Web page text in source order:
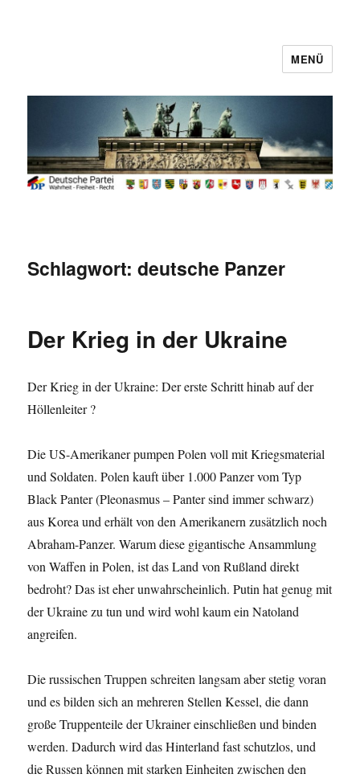
MENÜ
Schlagwort:deutsche Panzer
Der Krieg in der Ukraine
Der Krieg in der Ukraine: Der erste Schritt hinab auf der
Höllenleiter ?
Die US-Amerikaner pumpen Polen voll mit Kriegsmaterial
und Soldaten. Polen kauft über 1.000 Panzer vom Typ
Black Panter (Pleonasmus – Panter sind immer schwarz)
aus Korea und erhält von den Amerikanern zusätzlich noch
Abraham-Panzer. Warum diese gigantische Ansammlung
von Waffen in Polen, ist das Land von Rußland direkt
bedroht? Das ist eher unwahrscheinlich. Putin hat genug mit
der Ukraine zu tun und wird wohl kaum ein Natoland
angreifen.
Die russischen Truppen schreiten langsam aber stetig voran
und es bilden sich an mehreren Stellen Kessel, die dann
große Truppenteile der Ukrainer einschließen und binden
werden. Dadurch wird das Hinterland fast schutzlos, und
die Russen können mit starken Einheiten zwischen den